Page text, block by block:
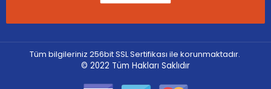
Tüm bilgileriniz 256bit SSL Sertifikası ile korunmaktadır.
© 2022 Tüm Hakları Saklıdır